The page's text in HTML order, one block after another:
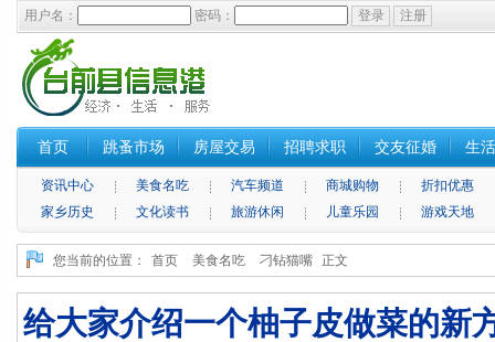
用户名： 密码：
首页 跳蚤市场 房屋交易 招聘求职 交友征婚 生
资讯中心 美食名吃 汽车频道 商城购物
折扣优惠
家乡历史
文化读书 旅游休闲 儿童乐园 游戏天地
您当前的位置： 首页 美食名吃 刁钻猫嘴 正文
给大家介绍一个柚子皮做菜的新